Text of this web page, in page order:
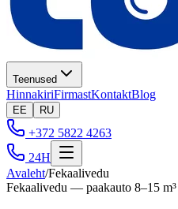
Teenused
HinnakiriFirmastKontaktBlog
EE RU
+372 5822 4263
24H
Avaleht/Fekaalivedu
Fekaalivedu — paakauto 8–15 m³